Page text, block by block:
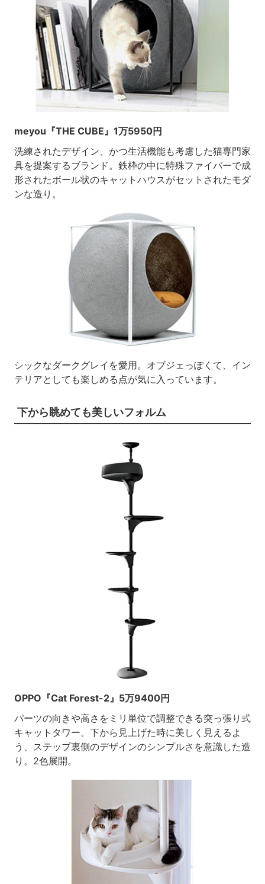
meyou『THE CUBE』1万5950円
洗練されたデザイン、かつ生活機能も考慮した猫専門家
具を提案するブランド。鉄枠の中に特殊ファイバーで成
形されたボール状のキャットハウスがセットされたモダ
ンな造り。
シックなダークグレイを愛用。オブジェっぽくて、イン
テリアとしても楽しめる点が気に入っています。
下から眺めても美しいフォルム
OPPO『Cat Forest-2』5万9400円
パーツの向きや高さをミリ単位で調整できる突っ張り式
キャットタワー。下から見上げた時に美しく見えるよ
う、ステップ裏側のデザインのシンプルさを意識した造
り。2色展開。